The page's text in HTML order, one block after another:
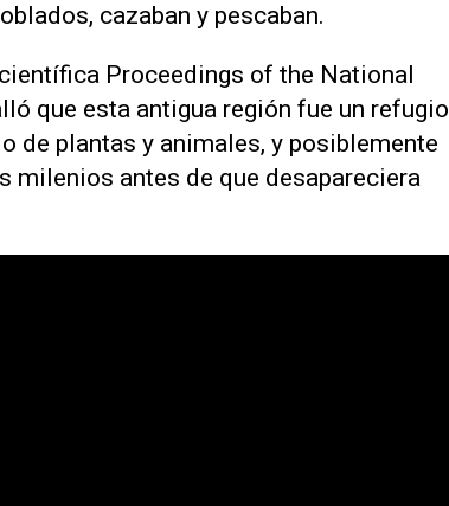
cazaban y pescaban.
Proceedings of the National
que esta antigua región fue un refugio
de plantas y animales, y posiblemente
milenios antes de que desapareciera